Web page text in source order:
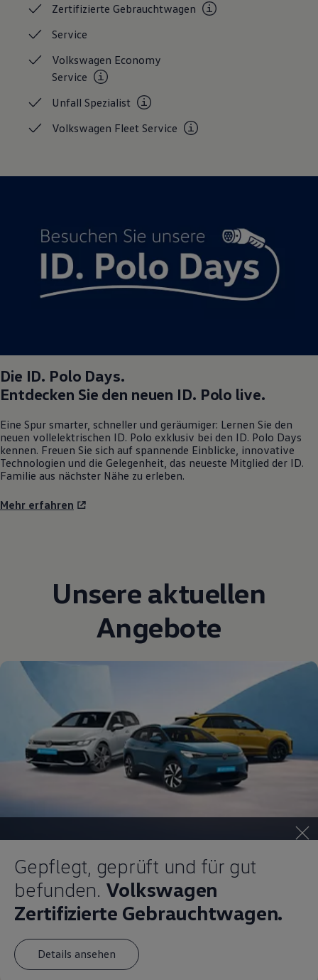
Digitale Betriebsanleitung
Magazin
Transport
Familie
Elektromobilität
Volkswagen R
Pannen- und Unfallhilfe
Volkswagen Kundenbetreuung
ZertifizierteGebrauchtwagen
Service
Volkswagen Economy
Service
UnfallSpezialist
Volkswagen FleetService
Die ID. Polo Days.
Entdecken Sie den neuen ID. Polo live.
Eine Spur smarter, schneller und geräumiger: Lernen Sie den
neuen vollelektrischen ID. Polo exklusiv bei den ID. Polo Days
kennen. Freuen Sie sich auf spannende Einblicke, innovative
Technologien und die Gelegenheit, das neueste Mitglied der ID.
Familie aus nächster Nähe zu erleben.
Mehr erfahren
Unsere aktuellen
Angebote
Gepflegt, geprüft und für gut
befunden. Volkswagen
Zertifizierte Gebrauchtwagen.
Details ansehen